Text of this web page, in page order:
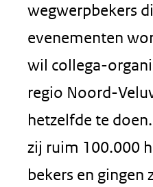
wegwerpbekers
evenementen
wil collega-
regio Noord-
hetzelfde te
zij ruim 100.000
bekers en gingen